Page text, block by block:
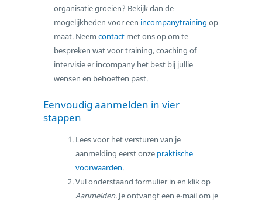
organisatie groeien? Bekijk dan de
mogelijkheden voor een incompanytraining op
maat. Neem contact met ons op om te
bespreken wat voor training, coaching of
intervisie er incompany het best bij jullie
wensen en behoeften past.
Eenvoudig aanmelden in vier
stappen
Lees voor het versturen van je
aanmelding eerst onze praktische
voorwaarden.
Vul onderstaand formulier in en klik op
Aanmelden. Je ontvangt een e-mail om je